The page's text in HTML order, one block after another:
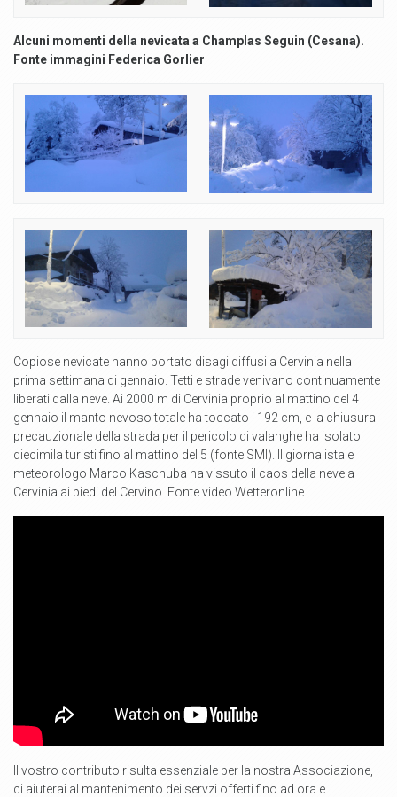
Alcuni momenti della nevicata a Champlas Seguin (Cesana).
Fonte immagini Federica Gorlier
Copiose nevicate hanno portato disagi diffusi a Cervinia nella
prima settimana di gennaio. Tetti e strade venivano continuamente
liberati dalla neve. Ai 2000 m di Cervinia proprio al mattino del 4
gennaio il manto nevoso totale ha toccato i 192 cm, e la chiusura
precauzionale della strada per il pericolo di valanghe ha isolato
diecimila turisti fino al mattino del 5 (fonte SMI). Il giornalista e
meteorologo Marco Kaschuba ha vissuto il caos della neve a
Cervinia ai piedi del Cervino. Fonte video Wetteronline
Il vostro contributo risulta essenziale per la nostra Associazione,
ci aiuterai al mantenimento dei servzi offerti fino ad ora e